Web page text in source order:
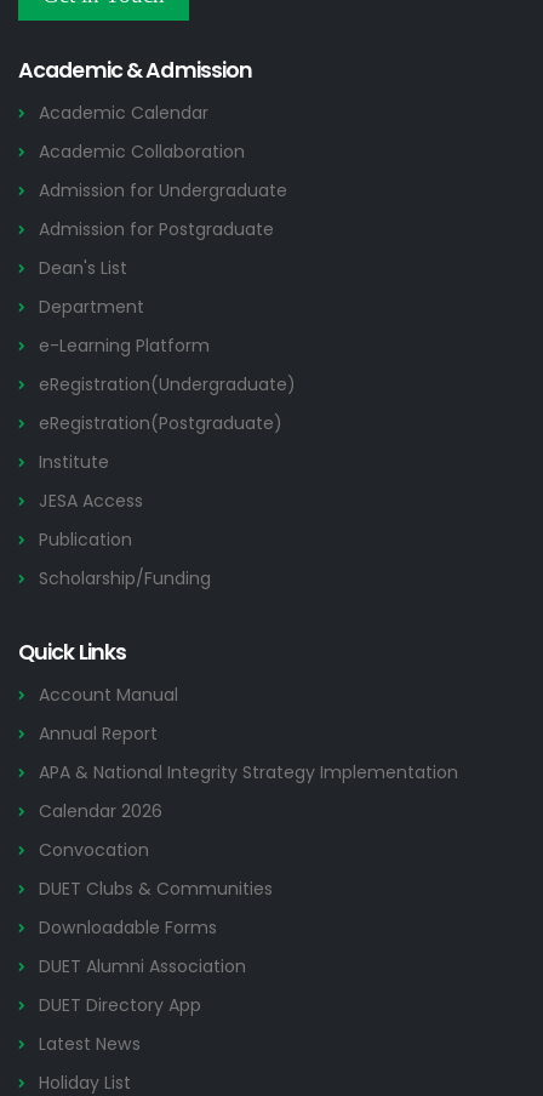
2026
Academic & Admission
Academic Calendar
Academic Collaboration
Admission for Undergraduate
Admission for Postgraduate
Dean's List
Department
e-Learning Platform
eRegistration(Undergraduate)
eRegistration(Postgraduate)
Institute
JESA Access
Publication
Scholarship/Funding
Quick Links
Account Manual
Annual Report
APA & National Integrity Strategy Implementation
Calendar 2026
Convocation
DUET Clubs & Communities
Downloadable Forms
DUET Alumni Association
DUET Directory App
Latest News
Holiday List